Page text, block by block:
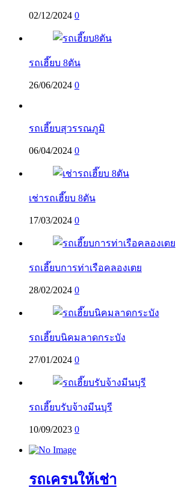
02/12/2024 0
รถเฮี๊ยบ 8ตัน
26/06/2024 0
รถเฮี๊ยบสุวรรณภูมิ
06/04/2024 0
เช่ารถเฮี๊ยบ 8ตัน
17/03/2024 0
รถเฮี๊ยบการท่าเรือคลองเตย
28/02/2024 0
รถเฮี๊ยบนิคมลาดกระบัง
27/01/2024 0
รถเฮี๊ยบรับจ้างมีนบุรี
10/09/2023 0
รถเครนให้เช่า